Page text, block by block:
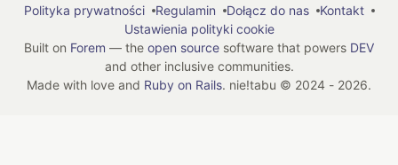
Polityka prywatności
Regulamin Dołącz do nas
Kontakt
Ustawienia polityki cookie
Built on Forem — the open source software that powers DEV
and other inclusive communities.
Made with love and Ruby on Rails. nie!tabu © 2024 - 2026.